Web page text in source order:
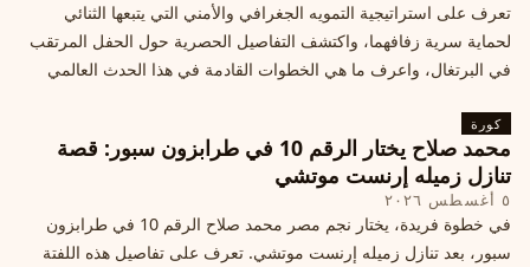
تعرف على استراتيجية التمويه الجغرافي والأمني التي يتبعها الثنائي
لحماية سرية زفافهما، واكتشف التفاصيل الحصرية حول الحفل المرتقب
في البرتغال، واعرف ما هي الخطوات القادمة في هذا الحدث العالمي
كورة
محمد صلاح يختار الرقم 10 في طرابزون سبور: قصة
تنازل زميله إرنست موتشي
٥ أغسطس ٢٠٢٦
في خطوة فريدة، يختار نجم مصر محمد صلاح الرقم 10 في طرابزون
سبور، بعد تنازل زميله إرنست موتشي. تعرف على تفاصيل هذه اللفتة